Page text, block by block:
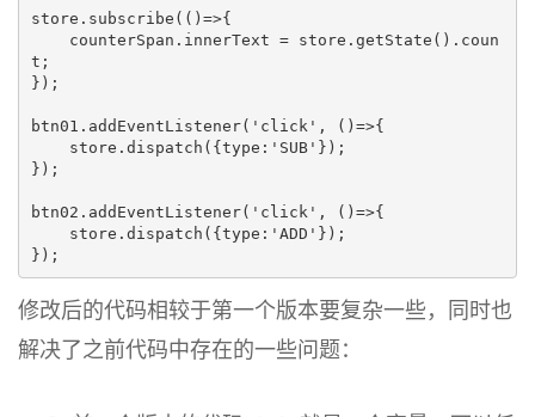
store.subscribe(()=>{
t;
});
btn01.addEventListener('click', ()=>{
    store.dispatch({type:'SUB'});
});
btn02.addEventListener('click', ()=>{
    store.dispatch({type:'ADD'});
});
修改后的代码相较于第一个版本要复杂一些，同时也
解决了之前代码中存在的一些问题：